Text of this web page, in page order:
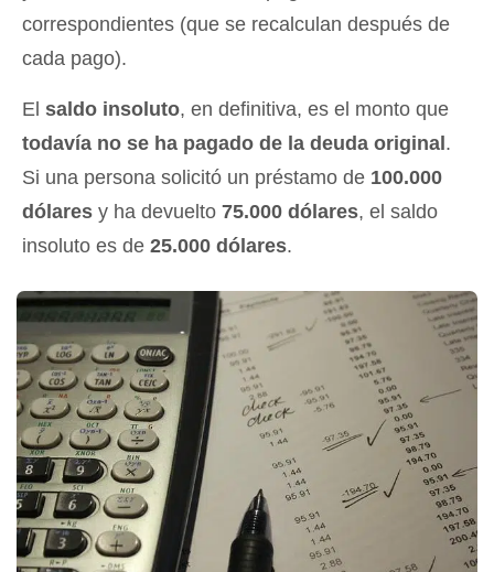
correspondientes (que se recalculan después de
cada pago).
El saldo insoluto, en definitiva, es el monto que
todavía no se ha pagado de la deuda original.
Si una persona solicitó un préstamo de 100.000
dólares y ha devuelto 75.000 dólares, el saldo
insoluto es de 25.000 dólares.